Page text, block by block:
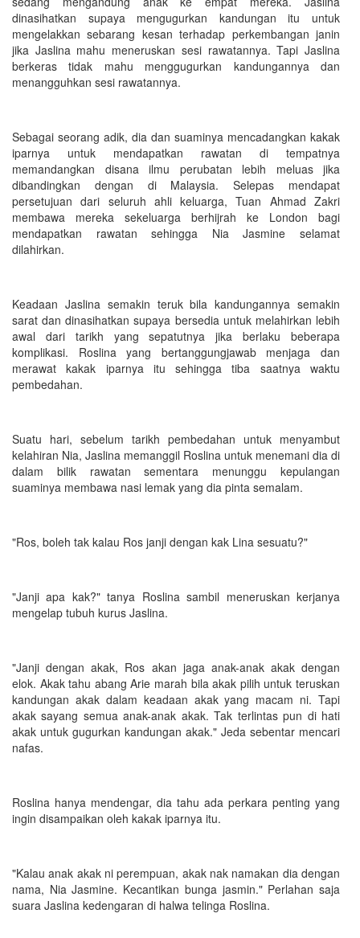
dinasihatkan supaya mengugurkan kandungan itu untuk
mengelakkan sebarang kesan terhadap perkembangan janin
jika Jaslina mahu meneruskan sesi rawatannya. Tapi Jaslina
berkeras tidak mahu menggugurkan kandungannya dan
menangguhkan sesi rawatannya.
Sebagai seorang adik, dia dan suaminya mencadangkan kakak
iparnya untuk mendapatkan rawatan di tempatnya
memandangkan disana ilmu perubatan lebih meluas jika
dibandingkan dengan di Malaysia. Selepas mendapat
persetujuan dari seluruh ahli keluarga, Tuan Ahmad Zakri
membawa mereka sekeluarga berhijrah ke London bagi
mendapatkan rawatan sehingga Nia Jasmine selamat
dilahirkan.
Keadaan Jaslina semakin teruk bila kandungannya semakin
sarat dan dinasihatkan supaya bersedia untuk melahirkan lebih
awal dari tarikh yang sepatutnya jika berlaku beberapa
komplikasi. Roslina yang bertanggungjawab menjaga dan
merawat kakak iparnya itu sehingga tiba saatnya waktu
pembedahan.
Suatu hari, sebelum tarikh pembedahan untuk menyambut
kelahiran Nia, Jaslina memanggil Roslina untuk menemani dia di
dalam bilik rawatan sementara menunggu kepulangan
suaminya membawa nasi lemak yang dia pinta semalam.
"Ros, boleh tak kalau Ros janji dengan kak Lina sesuatu?"
"Janji apa kak?" tanya Roslina sambil meneruskan kerjanya
mengelap tubuh kurus Jaslina.
"Janji dengan akak, Ros akan jaga anak-anak akak dengan
elok. Akak tahu abang Arie marah bila akak pilih untuk teruskan
kandungan akak dalam keadaan akak yang macam ni. Tapi
akak sayang semua anak-anak akak. Tak terlintas pun di hati
akak untuk gugurkan kandungan akak." Jeda sebentar mencari
nafas.
Roslina hanya mendengar, dia tahu ada perkara penting yang
ingin disampaikan oleh kakak iparnya itu.
"Kalau anak akak ni perempuan, akak nak namakan dia dengan
nama, Nia Jasmine. Kecantikan bunga jasmin." Perlahan saja
suara Jaslina kedengaran di halwa telinga Roslina.